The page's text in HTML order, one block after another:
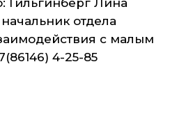
Гильгинберг Лина
отдела
с малым
4-25-85